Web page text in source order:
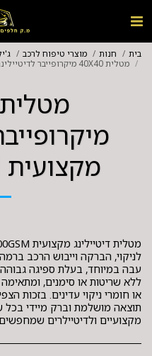
בית חנות מוצרי טיפוח לרכב
מטלית 40X40 מיקרופייבר לדיטיילינג מקצועית 1000GSM
מקצועית 1000GSM
לניקוי, הברקה וייבוש הרכב
עבה במיוחד, בעלת ספיגה
ללא שריטות או סימנים,
או חומרי ניקוי עדינים. בזכות
תוצאה מושלמת וברק מיידי בכל
מקצועיים ולדיטיילרים